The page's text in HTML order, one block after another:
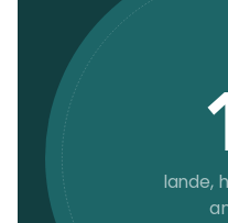
lande,